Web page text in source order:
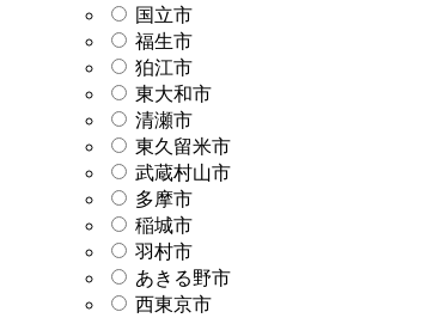
国立市
福生市
狛江市
東大和市
清瀬市
東久留米市
武蔵村山市
多摩市
稲城市
羽村市
あきる野市
西東京市